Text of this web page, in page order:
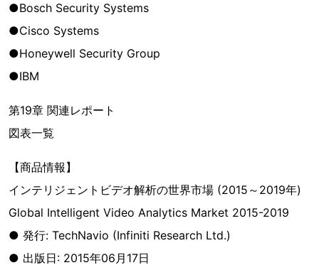
●Bosch Security Systems
●Cisco Systems
●Honeywell Security Group
●IBM
第19章 関連レポート
図表一覧
【商品情報】
インテリジェントビデオ解析の世界市場 (2015～2019年)
Global Intelligent Video Analytics Market 2015-2019
● 発行: TechNavio (Infiniti Research Ltd.)
● 出版日: 2015年06月17日